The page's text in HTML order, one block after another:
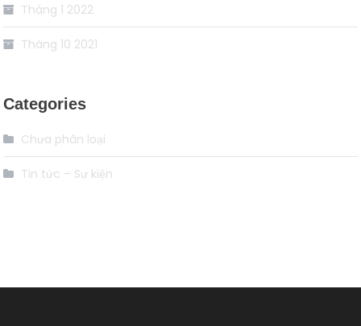
Tháng 1 2022
Tháng 10 2021
Categories
Chưa phân loại
Tin tức – Sự kiện